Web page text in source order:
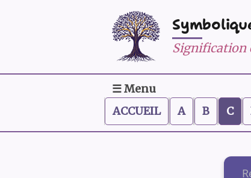
Signification
☰ Menu
ACCUEIL
A B C